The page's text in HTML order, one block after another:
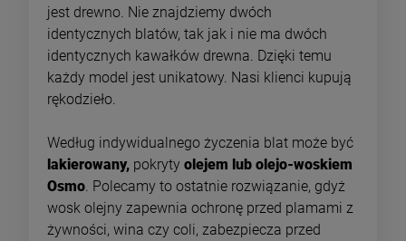
jest drewno. Nie znajdziemy dwóch
identycznych blatów, tak jak i nie ma dwóch
identycznych kawałków drewna. Dzięki temu
każdy model jest unikatowy. Nasi klienci kupują
rękodzieło.
Według indywidualnego życzenia blat może być
lakierowany, pokryty olejem lub olejo-woskiem
Osmo. Polecamy to ostatnie rozwiązanie, gdyż
wosk olejny zapewnia ochronę przed plamami z
żywności, wina czy coli, zabezpiecza przed